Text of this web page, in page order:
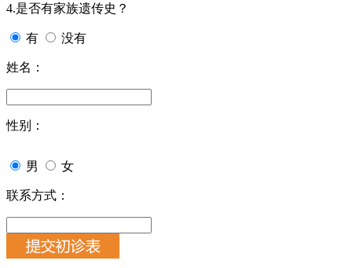
4.是否有家族遗传史？
有 没有
姓名：
性别：
男 女
联系方式：